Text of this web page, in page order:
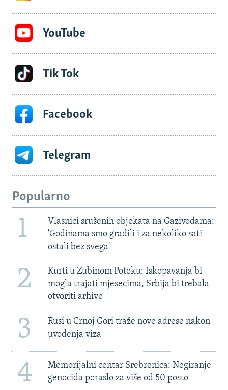
YouTube
Tik Tok
Facebook
Telegram
Popularno
1
Vlasnici srušenih objekata na Gazivodama:
'Godinama smo gradili i za nekoliko sati
ostali bez svega'
2
Kurti u Zubinom Potoku: Iskopavanja bi
mogla trajati mjesecima, Srbija bi trebala
otvoriti arhive
3
Rusi u Crnoj Gori traže nove adrese nakon
uvođenja viza
4
Memorijalni centar Srebrenica: Negiranje
genocida poraslo za više od 50 posto